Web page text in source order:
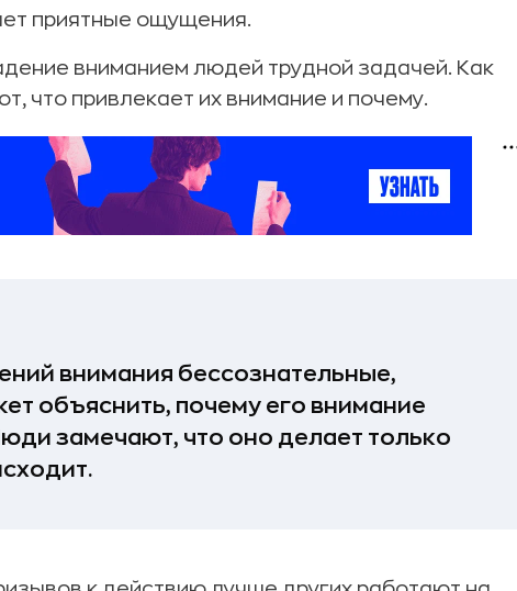
приятные ощущения.
вниманием людей трудной задачей. Как
что привлекает их внимание и почему.
внимания бессознательные,
объяснить, почему его внимание
замечают, что оно делает только